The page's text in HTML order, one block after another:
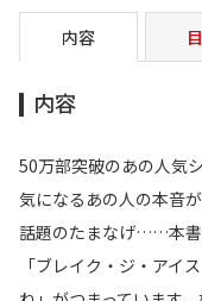
内容
内容
50万部突破のあの人気
気になるあの人の本音
話題のたまなげ……本書
「ブレイク・ジ・アイ